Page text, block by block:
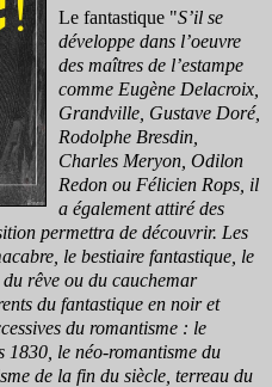
Le fantastique "S’il se
développe dans l’oeuvre
des maîtres de l’estampe
comme Eugène Delacroix,
Grandville, Gustave Doré,
Rodolphe Bresdin,
Charles Meryon, Odilon
Redon ou Félicien Rops, il
a également attiré des
permettra de découvrir. Les
le bestiaire fantastique, le
rêve ou du cauchemar
du fantastique en noir et
du romantisme : le
1830, le néo-romantisme du
de la fin du siècle, terreau du